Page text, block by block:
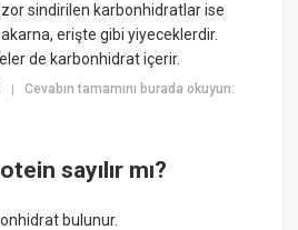
sindirilen karbonhidratlar ise
erişte gibi yiyeceklerdir.
de karbonhidrat içerir.
|Cevabın tamamını burada okuyun:
sayılır mı?
bulunur.